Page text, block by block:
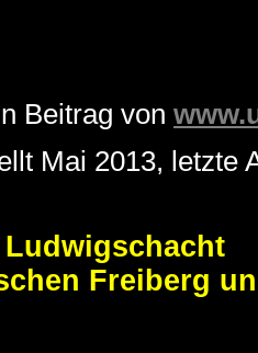
Beitrag von
Mai 2013, letzte
Ludwigschacht
Freiberg